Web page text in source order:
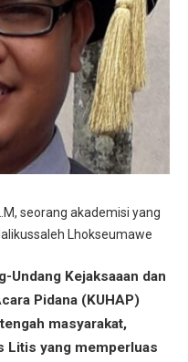
seorang akademisi yang
Lhokseumawe
Undang Kejaksaaan dan
Pidana (KUHAP)
masyarakat,
Litis yang memperluas